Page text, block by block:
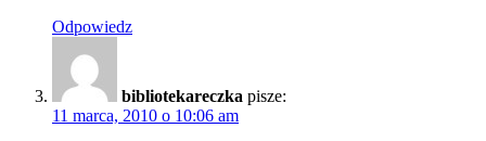
Odpowiedz
bibliotekareczka pisze:
11 marca, 2010 o 10:06 am